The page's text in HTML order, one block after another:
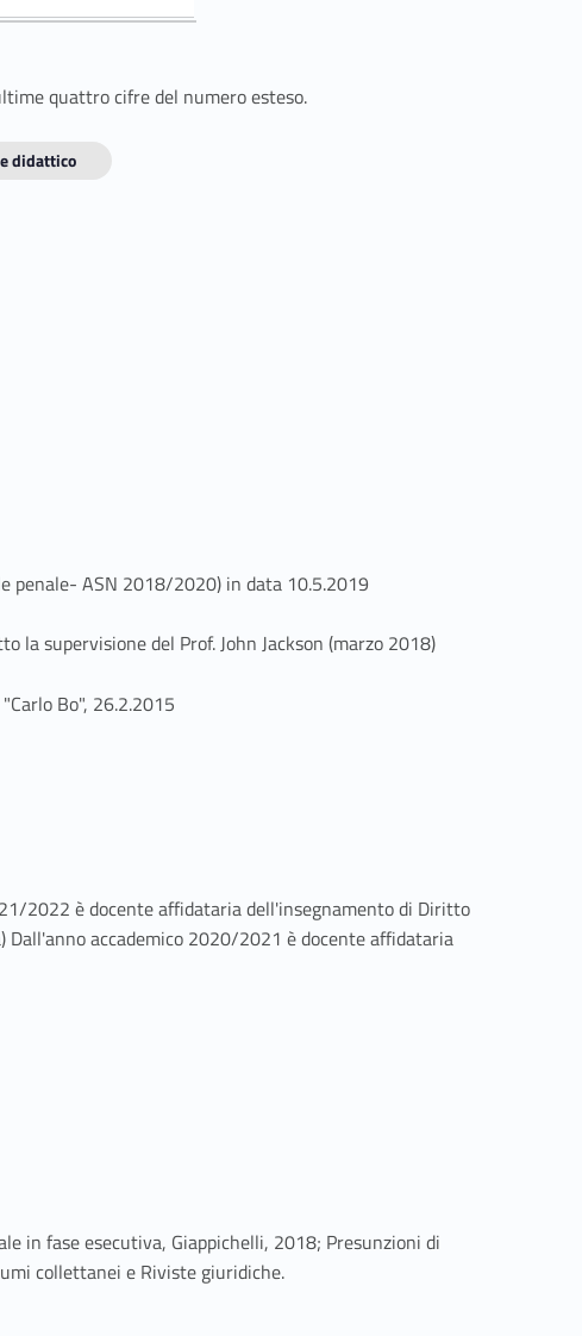
quattro cifre del numero esteso.
didattico
penale- ASN 2018/2020) in data 10.5.2019
supervisione del Prof. John Jackson (marzo 2018)
Bo", 26.2.2015
2022 è docente affidataria dell'insegnamento di Diritto
accademico 2020/2021 è docente affidataria
in fase esecutiva, Giappichelli, 2018; Presunzioni di
collettanei e Riviste giuridiche.